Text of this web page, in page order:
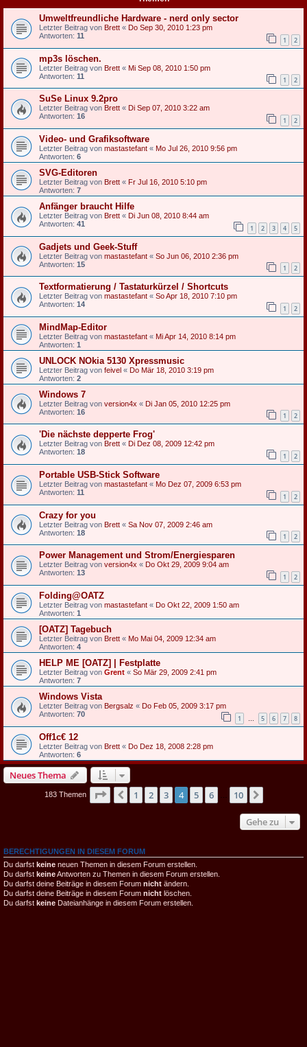
Umweltfreundliche Hardware - nerd only sector
Letzter Beitrag von Brett « Do Sep 30, 2010 1:23 pm
Antworten: 11 1 2
mp3s löschen.
Letzter Beitrag von Brett « Mi Sep 08, 2010 1:50 pm
Antworten: 11 1 2
SuSe Linux 9.2pro
Letzter Beitrag von Brett « Di Sep 07, 2010 3:22 am
Antworten: 16 1 2
Video- und Grafiksoftware
Letzter Beitrag von mastastefant « Mo Jul 26, 2010 9:56 pm
Antworten: 6
SVG-Editoren
Letzter Beitrag von Brett « Fr Jul 16, 2010 5:10 pm
Antworten: 7
Anfänger braucht Hilfe
Letzter Beitrag von Brett « Di Jun 08, 2010 8:44 am
Antworten: 41 1 2 3 4 5
Gadjets und Geek-Stuff
Letzter Beitrag von mastastefant « So Jun 06, 2010 2:36 pm
Antworten: 15 1 2
Textformatierung / Tastaturkürzel / Shortcuts
Letzter Beitrag von mastastefant « So Apr 18, 2010 7:10 pm
Antworten: 14 1 2
MindMap-Editor
Letzter Beitrag von mastastefant « Mi Apr 14, 2010 8:14 pm
Antworten: 1
UNLOCK NOkia 5130 Xpressmusic
Letzter Beitrag von feivel « Do Mär 18, 2010 3:19 pm
Antworten: 2
Windows 7
Letzter Beitrag von version4x « Di Jan 05, 2010 12:25 pm
Antworten: 16 1 2
'Die nächste depperte Frog'
Letzter Beitrag von Brett « Di Dez 08, 2009 12:42 pm
Antworten: 18 1 2
Portable USB-Stick Software
Letzter Beitrag von mastastefant « Mo Dez 07, 2009 6:53 pm
Antworten: 11 1 2
Crazy for you
Letzter Beitrag von Brett « Sa Nov 07, 2009 2:46 am
Antworten: 18 1 2
Power Management und Strom/Energiesparen
Letzter Beitrag von version4x « Do Okt 29, 2009 9:04 am
Antworten: 13 1 2
Folding@OATZ
Letzter Beitrag von mastastefant « Do Okt 22, 2009 1:50 am
Antworten: 1
[OATZ] Tagebuch
Letzter Beitrag von Brett « Mo Mai 04, 2009 12:34 am
Antworten: 4
HELP ME [OATZ] | Festplatte
Letzter Beitrag von Grent « So Mär 29, 2009 2:41 pm
Antworten: 7
Windows Vista
Letzter Beitrag von Bergsalz « Do Feb 05, 2009 3:17 pm
Antworten: 70 1 … 5 6 7 8
Off1c€ 12
Letzter Beitrag von Brett « Do Dez 18, 2008 2:28 pm
Antworten: 6
Neues Thema
183 Themen Seite von
Vorherige
1 2 3 4 5 6 10
Gehe zu
BERECHTIGUNGEN IN DIESEM FORUM
Du darfst keine neuen Themen in diesem Forum erstellen.
Du darfst keineAntworten zu Themen in diesem Forum erstellen.
Du darfst deine Beiträge in diesem Forum nicht ändern.
Du darfst deine Beiträge in diesem Forum nicht löschen.
Du darfst keine Dateianhänge in diesem Forum erstellen.